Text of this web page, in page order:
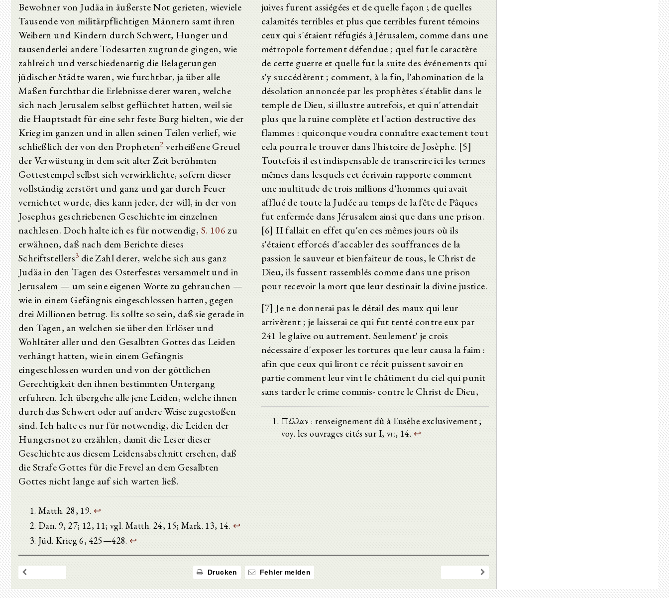
Bewohner von Judäa in äußerste Not gerieten, wieviele
Tausende von militärpflichtigen Männern samt ihren
Weibern und Kindern durch Schwert, Hunger und
tausenderlei andere Todesarten zugrunde gingen, wie
zahlreich und verschiedenartig die Belagerungen
jüdischer Städte waren, wie furchtbar, ja über alle
Maßen furchtbar die Erlebnisse derer waren, welche
sich nach Jerusalem selbst geflüchtet hatten, weil sie
die Hauptstadt für eine sehr feste Burg hielten, wie der
Krieg im ganzen und in allen seinen Teilen verlief, wie
schließlich der von den Propheten2 verheißene Greuel
der Verwüstung in dem seit alter Zeit berühmten
Gottestempel selbst sich verwirklichte, sofern dieser
vollständig zerstört und ganz und gar durch Feuer
vernichtet wurde, dies kann jeder, der will, in der von
Josephus geschriebenen Geschichte im einzelnen
nachlesen. Doch halte ich es für notwendig, S. 106zu
erwähnen, daß nach dem Berichte dieses
Schriftstellers3 die Zahl derer, welche sich aus ganz
Judäa in den Tagen des Osterfestes versammelt und in
Jerusalem — um seine eigenen Worte zu gebrauchen —
wie in einem Gefängnis eingeschlossen hatten, gegen
drei Millionen betrug. Es sollte so sein, daß sie gerade in
den Tagen, an welchen sie über den Erlöser und
Wohltäter aller und den Gesalbten Gottes das Leiden
verhängt hatten, wie in einem Gefängnis
eingeschlossen wurden und von der göttlichen
Gerechtigkeit den ihnen bestimmten Untergang
erfuhren. Ich übergehe alle jene Leiden, welche ihnen
durch das Schwert oder auf andere Weise zugestoßen
sind. Ich halte es nur für notwendig, die Leiden der
Hungersnot zu erzählen, damit die Leser dieser
Geschichte aus diesem Leidensabschnitt ersehen, daß
die Strafe Gottes für die Frevel an dem Gesalbten
Gottes nicht lange auf sich warten ließ.
Matth. 28, 19.↩
Dan. 9, 27; 12, 11; vgl. Matth. 24, 15; Mark. 13, 14. ↩
Jüd. Krieg 6, 425—428. ↩
juives furent assiégées et de quelle façon ; de quelles
calamités terribles et plus que terribles furent témoins
ceux qui s'étaient réfugiés à Jérusalem, comme dans une
métropole fortement défendue ; quel fut le caractère
de cette guerre et quelle fut la suite des événements qui
s'y succédèrent ; comment, à la fin, l'abomination de la
désolation annoncée par les prophètes s'établit dans le
temple de Dieu, si illustre autrefois, et qui n'attendait
plus que la ruine complète et l'action destructive des
flammes : quiconque voudra connaître exactement tout
cela pourra le trouver dans l'histoire de Josèphe. [5]
Toutefois il est indispensable de transcrire ici les termes
mêmes dans lesquels cet écrivain rapporte comment
une multitude de trois millions d'hommes qui avait
afflué de toute la Judée au temps de la fête de Pâques
fut enfermée dans Jérusalem ainsi que dans une prison.
[6] II fallait en effet qu'en ces mêmes jours où ils
s'étaient efforcés d'accabler des souffrances de la
passion le sauveur et bienfaiteur de tous, le Christ de
Dieu, ils fussent rassemblés comme dans une prison
pour recevoir la mort que leur destinait la divine justice.
[7] Je ne donnerai pas le détail des maux qui leur
arrivèrent ; je laisserai ce qui fut tenté contre eux par
241 le glaive ou autrement. Seulement' je crois
nécessaire d'exposer les tortures que leur causa la faim :
afin que ceux qui liront ce récit puissent savoir en
partie comment leur vint le châtiment du ciel qui punit
sans tarder le crime commis- contre le Christ de Dieu,
Πέλλαν : renseignement dû à Eusèbe exclusivement ;
voy. les ouvrages cités sur I, vιι, 14. ↩
Drucken Fehler melden